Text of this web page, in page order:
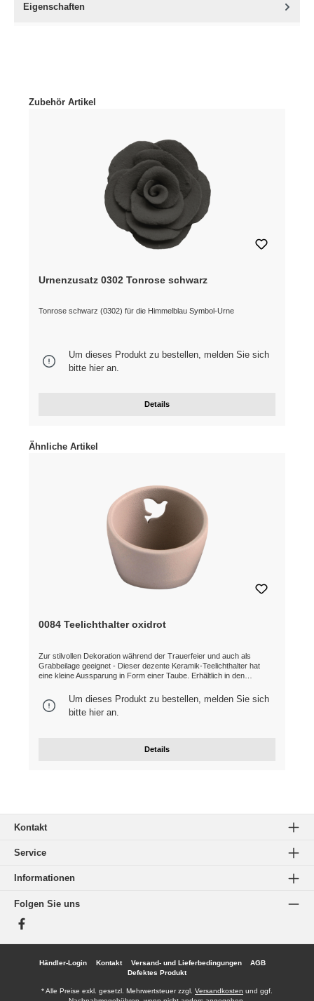
Eigenschaften
Produktgalerie überspringen
Zubehör Artikel
Urnenzusatz 0302 Tonrose schwarz
Tonrose schwarz (0302) für die Himmelblau Symbol-Urne
Um dieses Produkt zu bestellen, melden Sie sich
bitte hieran.
Details
Produktgalerie überspringen
Ähnliche Artikel
0084 Teelichthalter oxidrot
Zur stilvollen Dekoration während der Trauerfeier und auch als
Grabbeilage geeignet - Dieser dezente Keramik-Teelichthalter hat
eine kleine Aussparung in Form einer Taube. Erhältlich in den
hellgrau (0085) und schwarz (0086). Höhe ca. 7 cm Durchmesser
Breite / Tiefe ca. 8 cm
Um dieses Produkt zu bestellen, melden Sie sich
bitte hieran.
Details
Kontakt
Service
Informationen
Folgen Sie uns
Facebook
Händler-Login Kontakt Versand- und Lieferbedingungen
AGB
Defektes Produkt
* Alle Preise exkl. gesetzl. Mehrwertsteuer zzgl. Versandkosten und ggf.